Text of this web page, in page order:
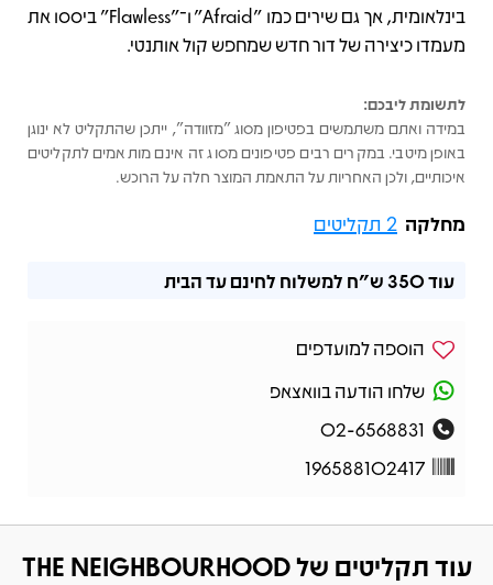
בינלאומית, אך גם שירים כמו "Afraid" ו־"Flawless" ביססו את
מעמדו כיצירה של דור חדש שמחפש קול אותנטי.
לתשומת ליבכם:
במידה ואתם משתמשים בפטיפון מסוג "מזוודה", ייתכן שהתקליט לא ינוגן
באופן מיטבי. במקרים רבים פטיפונים מסוג זה אינם מותאמים לתקליטים
איכותיים, ולכן האחריות על התאמת המוצר חלה על הרוכש.
מחלקה 2 תקליטים
עוד350 ש"ח למשלוח לחינם עד הבית
הוספה למועדפים
שלחו הודעה בוואצאפ
02-6568831
196588102417
עוד תקליטים של THE NEIGHBOURHOOD